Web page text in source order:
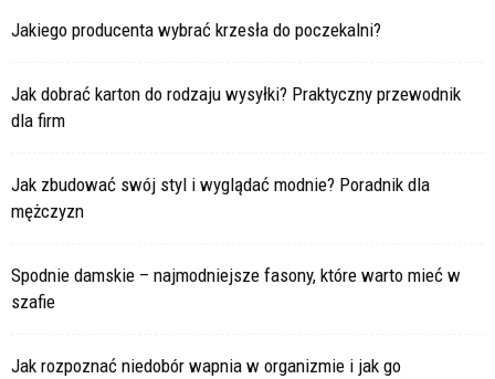
Jakiego producenta wybrać krzesła do poczekalni?
Jak dobrać karton do rodzaju wysyłki? Praktyczny przewodnik
dla firm
Jak zbudować swój styl i wyglądać modnie? Poradnik dla
mężczyzn
Spodnie damskie – najmodniejsze fasony, które warto mieć w
szafie
Jak rozpoznać niedobór wapnia w organizmie i jak go